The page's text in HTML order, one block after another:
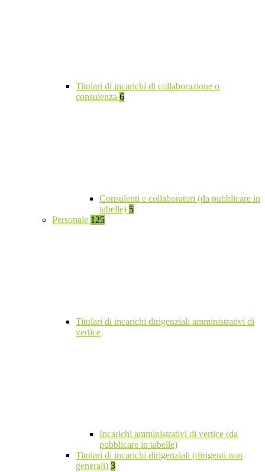
Titolari di incarichi di collaborazione o
consulenza 6
Consulenti e collaboratori (da pubblicare in
tabelle) 5
Personale 125
Titolari di incarichi dirigenziali amministrativi di
vertice
Incarichi amministrativi di vertice (da
pubblicare in tabelle)
Titolari di incarichi dirigenziali (dirigenti non
generali) 3